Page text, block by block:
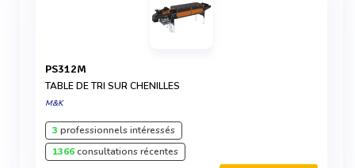
PS312M
TABLE DE TRI SUR CHENILLES
M&K
3 professionnels intéressés
1366consultations récentes